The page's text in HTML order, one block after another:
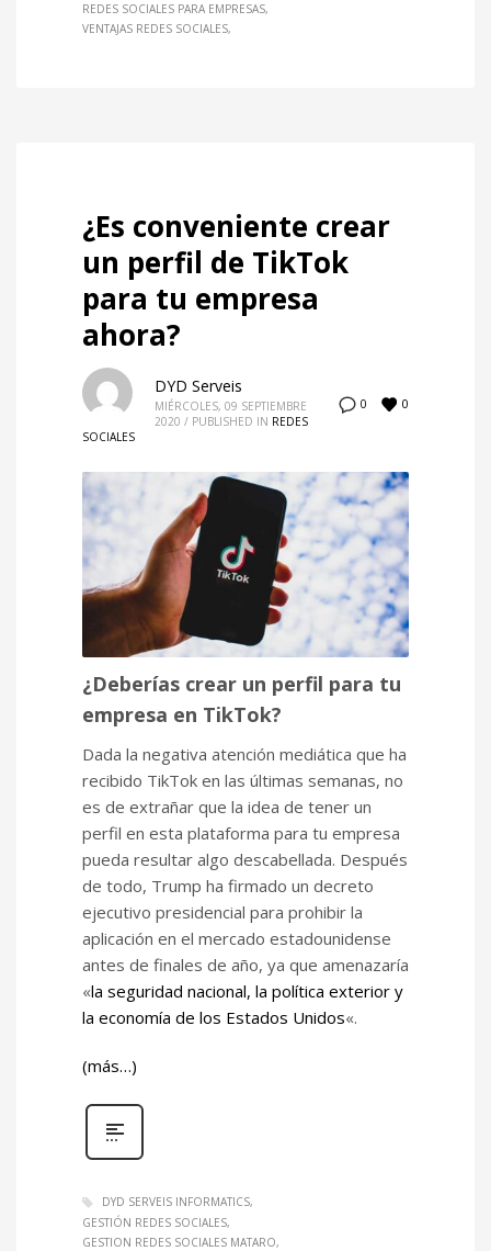
REDES SOCIALES PARA EMPRESAS
VENTAJAS REDES SOCIALES
¿Es conveniente crear
un perfil de TikTok
para tu empresa
ahora?
0 0
DYD Serveis
MIÉRCOLES, 09 SEPTIEMBRE
2020 / PUBLISHED IN REDES
SOCIALES
¿Deberías crear un perfil para tu
empresa en TikTok?
Dada la negativa atención mediática que ha
recibido TikTok en las últimas semanas, no
es de extrañar que la idea de tener un
perfil en esta plataforma para tu empresa
pueda resultar algo descabellada. Después
de todo, Trump ha firmado un decreto
ejecutivo presidencial para prohibir la
aplicación en el mercado estadounidense
antes de finales de año, ya que amenazaría
«la seguridad nacional, la política exterior y
la economía de los Estados Unidos«.
(más…)
DYD SERVEIS INFORMATICS
GESTIÓN REDES SOCIALES
GESTION REDES SOCIALES MATARO